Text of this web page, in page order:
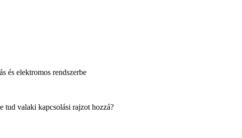
és elektromos rendszerbe
tud valaki kapcsolási rajzot hozzá?